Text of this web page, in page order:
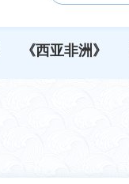
《西亚非洲》